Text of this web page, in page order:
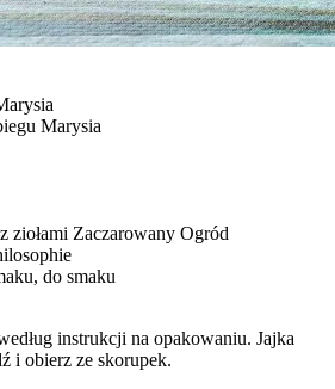
Marysia
ziołami Zaczarowany Ogród
do smaku
instrukcji na opakowaniu. Jajka
i obierz ze skorupek.